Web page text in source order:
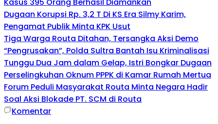
Dugaan Korupsi Rp. 3,2 T Di KS Era Silmy Karim,
Pengamat Publik Minta KPK Usut
Tiga Warga Routa Ditahan, Tersangka Aksi Demo
“Pengrusakan”, Polda Sultra Bantah Isu Kriminalisasi
Tunggu Dua Jam dalam Gelap, Istri Bongkar Dugaan
Perselingkuhan Oknum PPPK di Kamar Rumah Mertua
Forum Peduli Masyarakat Routa Minta Negara Hadir
Soal Aksi Blokade PT. SCM di Routa
Komentar